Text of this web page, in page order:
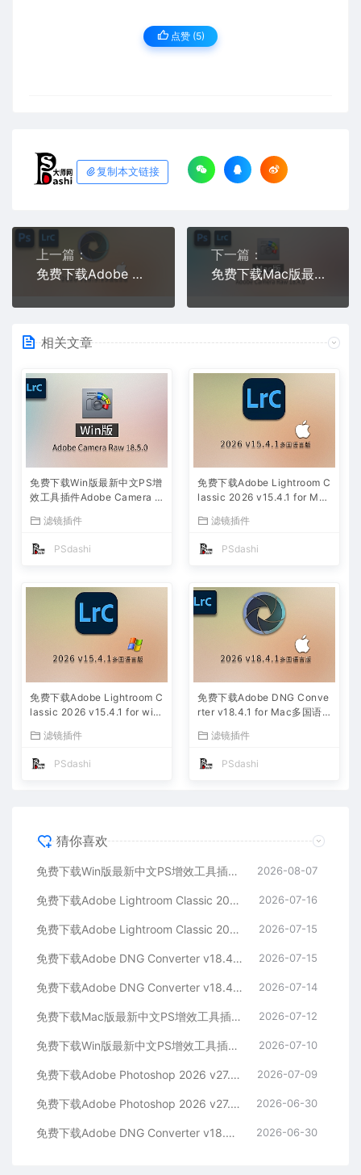
点赞 (5)
复制本文链接
上一篇：
免费下载Adobe DNG Converter v18.3.2 for Mac多国语言中文版安装包图片RAW相机照片格式转换器Lrc数字负片PS插件软件工具
下一篇：
免费下载Mac版最新中文PS增效工具插件Adobe Camera Raw 2026 ACR v18.4.0 摄影后期一键安装包预设Lrc照片文件文档格式打开处理编辑
相关文章
免费下载Win版最新中文PS增
效工具插件Adobe Camera R
后期一键安装包预设Lrc照片
文件文档格式打开处理编辑
滤镜插件
PSdashi
免费下载Adobe Lightroom C
lassic 2026 v15.4.1 for Mac
安装包摄影后期照片图片编辑
工具
滤镜插件
PSdashi
免费下载Adobe Lightroom C
lassic 2026 v15.4.1 for win
安装包摄影后期照片图片编辑
滤镜插件
PSdashi
免费下载Adobe DNG Conve
rter v18.4.1 for Mac多国语
照片格式转换器Lrc数字负片P
滤镜插件
PSdashi
猜你喜欢
免费下载Win版最新中文PS增效工具插件Adobe Camera Raw 2026 ACR v18.5.0 摄影后期一键安装包预设Lrc照片文件文档格式打开处理编辑 2026-08-07
免费下载Adobe Lightroom Classic 2026 v15.4.1 for Mac多国语言版中文LrC软件激活安装包摄影后期照片图片编辑工具 2026-07-16
免费下载Adobe Lightroom Classic 2026 v15.4.1 for win多国语言版中文LrC软件激活安装包摄影后期照片图片编辑工具 2026-07-15
免费下载Adobe DNG Converter v18.4.1 for Mac多国语言中文版安装包图片RAW相机照片格式转换器Lrc数字负片PS插件软件工具 2026-07-15
免费下载Adobe DNG Converter v18.4.1 for Win多国语言中文版安装包图片RAW相机照片格式转换器Lrc数字负片PS插件软件工具 2026-07-14
免费下载Mac版最新中文PS增效工具插件Adobe Camera Raw 2026 ACR v18.4.1 摄影后期一键安装包预设Lrc照片文件文档格式打开处理编辑 2026-07-12
免费下载Win版最新中文PS增效工具插件Adobe Camera Raw 2026 ACR v18.4.1 摄影后期一键安装包预设Lrc照片文件文档格式打开处理编辑 2026-07-10
免费下载Adobe Photoshop 2026 v27.8.0.13 for MAC多国语言版正式中文最新PS软件激活一键安装包Ai智能修图设计师平面设计工具 2026-07-09
免费下载Adobe Photoshop 2026 v27.8.0.13 for win多国语言版正式中文最新PS软件激活一键安装包Ai智能修图设计师平面设计工具 2026-06-30
免费下载Adobe DNG Converter v18.4.0 for Mac多国语言中文版安装包图片RAW相机照片格式转换器Lrc数字负片PS插件软件工具 2026-06-30